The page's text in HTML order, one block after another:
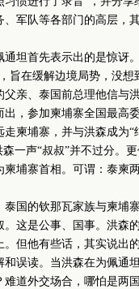
军队等各部门的高层，
首先表示出的是惊讶
旨在缓解边境局势，没
亲、泰国前总理他信与
，参加柬埔寨全国最高
柬埔寨，并与洪森成为“
一声“叔叔”并不过分。
埔寨首相。可谓：泰柬
的钦那瓦家族与柬埔
这是公事、国事。洪森
但他有些话，其实说出
误读。当洪森在为佩通
道外交场合，哪怕是两